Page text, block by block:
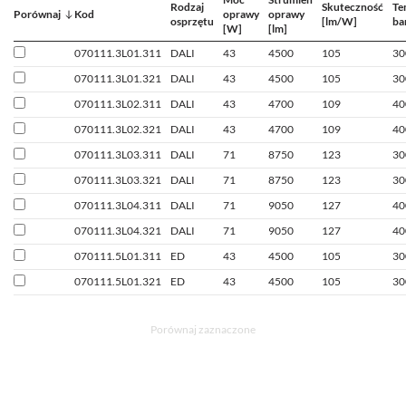
Porównaj Kod
Rodzaj
osprzętu
oprawy
[W]
oprawy
[lm]
Skuteczność
[lm/W]
070111.3L01.311 DALI 43 4500 105
070111.3L01.321
DALI 43 4500 105
070111.3L02.311
DALI 43 4700 109
070111.3L02.321
DALI 43 4700 109
070111.3L03.311
DALI 71 8750 123
070111.3L03.321
DALI 71 8750 123
070111.3L04.311
DALI 71 9050 127
070111.3L04.321
DALI 71 9050 127
070111.5L01.311
ED 43 4500 105
070111.5L01.321
ED 43 4500 105
Porównaj zaznaczone